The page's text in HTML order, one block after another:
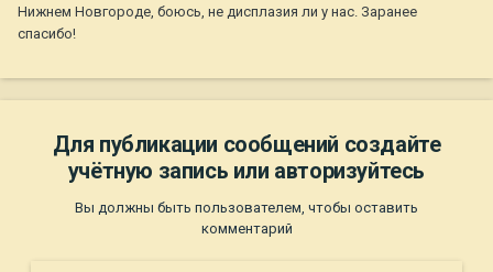
Нижнем Новгороде, боюсь, не дисплазия ли у нас. Заранее
спасибо!
Для публикации сообщений создайте
учётную запись или авторизуйтесь
Вы должны быть пользователем, чтобы оставить
комментарий